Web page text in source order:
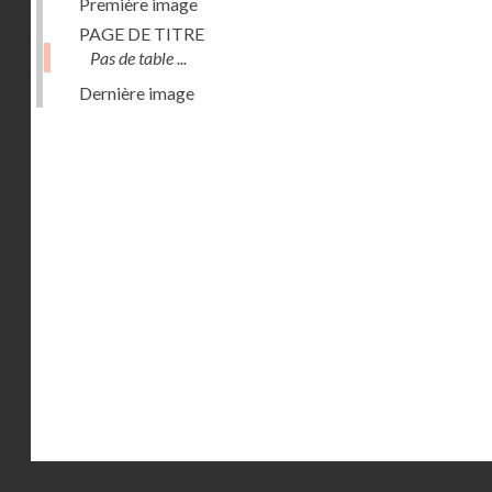
PAGE DE TITRE
Pas de table ...
Dernière image